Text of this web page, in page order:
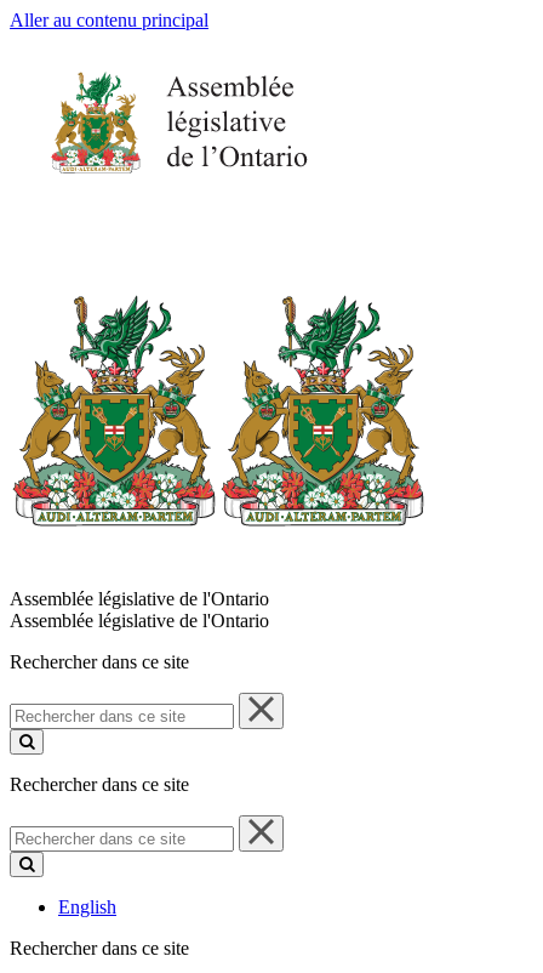
Aller au contenu principal
Assemblée législative de l'Ontario
Assemblée législative de l'Ontario
Rechercher dans ce site
Rechercher
dans
ce
Rechercher dans ce site
Rechercher
dans
ce
English
Rechercher dans ce site